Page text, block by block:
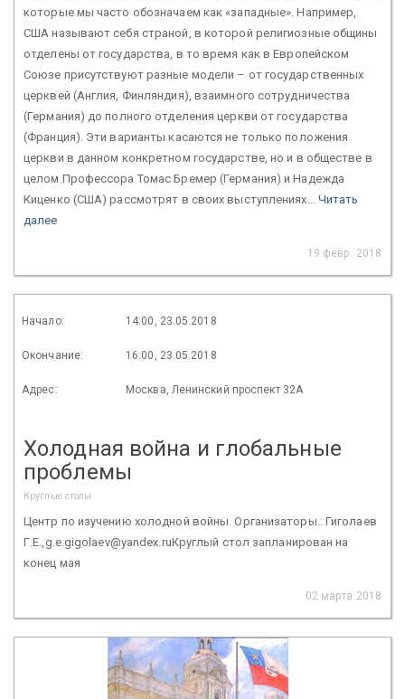
которые мы часто обозначаем как «западные». Например,
США называют себя страной, в которой религиозные общины
отделены от государства, в то время как в Европейском
Союзе присутствуют разные модели – от государственных
церквей (Англия, Финляндия), взаимного сотрудничества
(Германия) до полного отделения церкви от государства
(Франция). Эти варианты касаются не только положения
церкви в данном конкретном государстве, но и в обществе в
целом.Профессора Томас Бремер (Германия) и Надежда
Киценко (США) рассмотрят в своих выступлениях... Читать
далее
19 февр. 2018
Начало: 14:00, 23.05.2018
Окончание: 16:00, 23.05.2018
Адрес: Москва, Ленинский проспект 32А
Холодная война и глобальные
проблемы
Круглые столы
Центр по изучению холодной войны. Организаторы.: Гиголаев
Г.Е.,g.e.gigolaev@yandex.ruКруглый стол запланирован на
конец мая
02 марта 2018